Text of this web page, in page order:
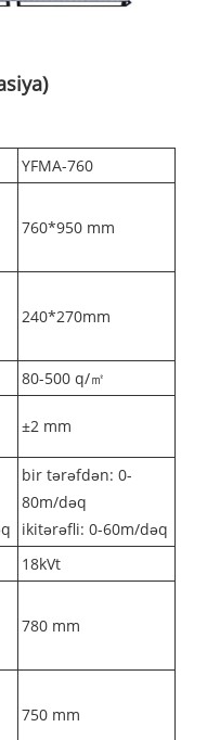
YFMA-760
760*950 mm
240*270mm
80-500 q/㎡
±2 mm
bir tərəfdən: 0-
80m/dəq
ikitərəfli: 0-60m/dəq
18kVt
780 mm
750 mm